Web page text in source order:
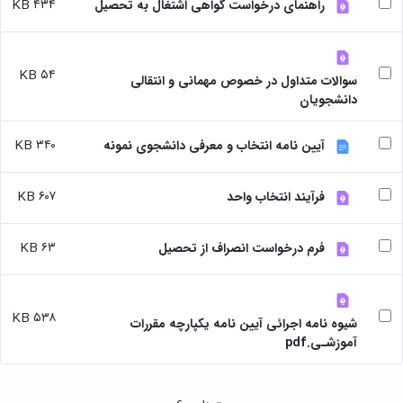
تکمیلی
کارشناسی
فرم
ها
نامه
ها
ترم
بندی
دروس
تحصیلات
تکمیلی
فرم
ها
و
آئین
نامه
ترفیع
آئین
نامه
های
پژوهشی
فرم
پژوهشی
کارگاه ها
و
آزمایشگاه
ها
آزمایشگاه
انگل
شناسی
آزمایشگاه
بیوشیمی
و
فیزیولوژی
آزمایشگاه
آموزشی
بهداشت
و
کنترل
کیفی
موادغذایی
راهنمای درخواست گواهی اشتغال به تحصیل ۴۳۴ KB
سوالات متداول در خصوص مهمانی و انتقالی
دانشجویان
۵۴ KB
آیین نامه انتخاب و معرفی دانشجوی نمونه ۳۴۰ KB
فرآیند انتخاب واحد ۶۰۷ KB
فرم درخواست انصراف از تحصیل ۶۳ KB
شیوه نامه اجرائی آیین نامه یکپارچه مقررات
آموزشـی.pdf
۵۳۸ KB